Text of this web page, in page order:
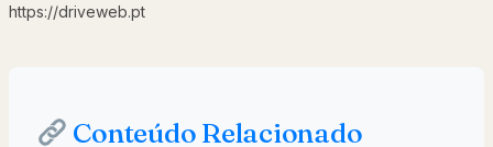
https://driveweb.pt
Conteúdo Relacionado